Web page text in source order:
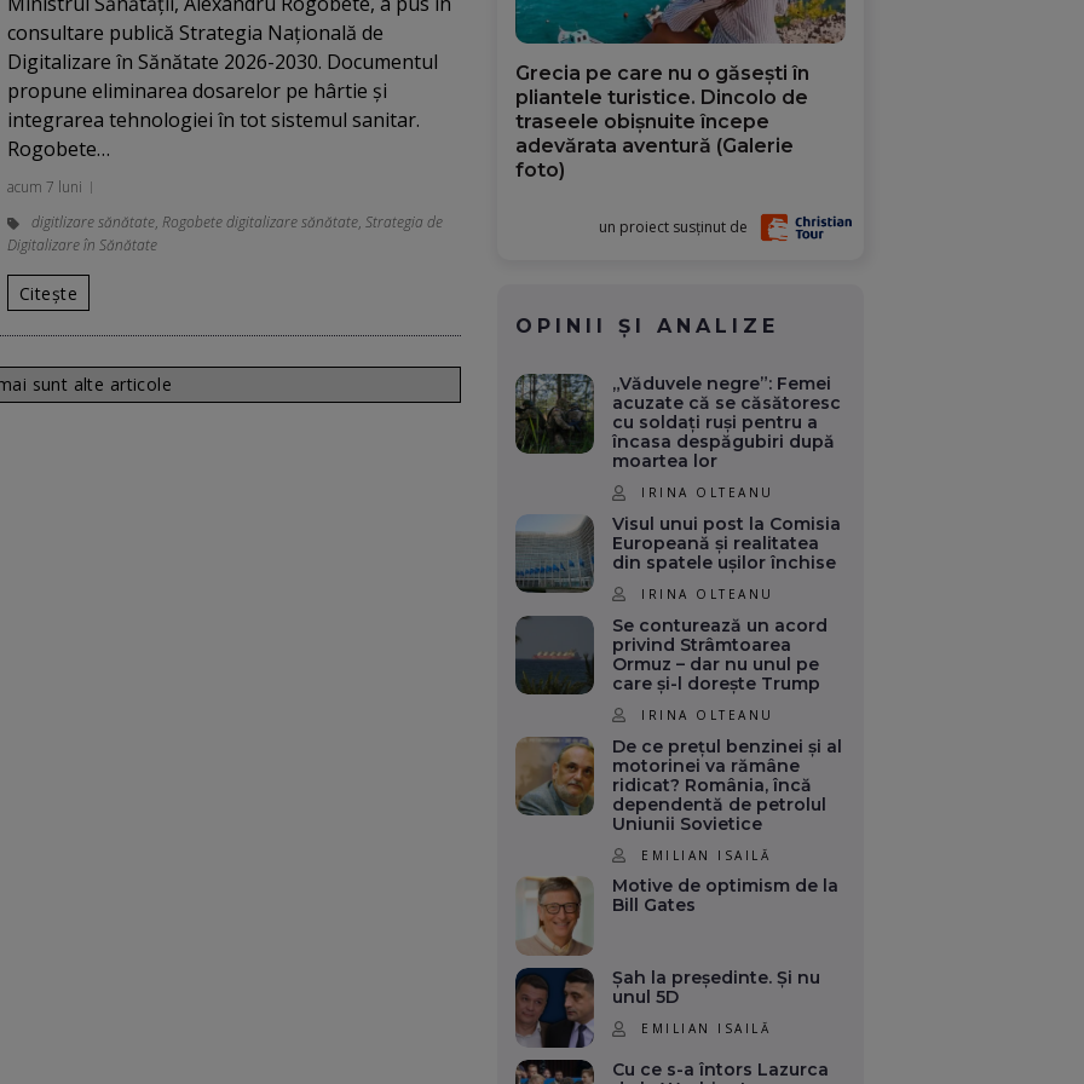
consultare publică Strategia Națională de
Digitalizare în Sănătate 2026-2030. Documentul
propune eliminarea dosarelor pe hârtie și
integrarea tehnologiei în tot sistemul sanitar.
Rogobete…
acum 7 luni
digitlizare sănătate, Rogobete digitalizare sănătate, Strategia de
Digitalizare în Sănătate
Citește
sunt alte articole
Grecia pe care nu o găsești în
pliantele turistice. Dincolo de
traseele obișnuite începe
adevărata aventură (Galerie
foto)
un proiect susținut de
OPINII ȘI ANALIZE
„Văduvele negre”: Femei
acuzate că se căsătoresc
cu soldați ruși pentru a
încasa despăgubiri după
moartea lor
IRINA OLTEANU
Visul unui post la Comisia
Europeană și realitatea
din spatele ușilor închise
IRINA OLTEANU
Se conturează un acord
privind Strâmtoarea
Ormuz – dar nu unul pe
care și-l dorește Trump
IRINA OLTEANU
De ce prețul benzinei și al
motorinei va rămâne
ridicat? România, încă
dependentă de petrolul
Uniunii Sovietice
EMILIAN ISAILĂ
Motive de optimism de la
Bill Gates
Șah la președinte. Și nu
unul 5D
EMILIAN ISAILĂ
Cu ce s-a întors Lazurca